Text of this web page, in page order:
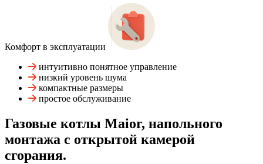
Комфорт в эксплуатации
интуитивно понятное управление
низкий уровень шума
компактные размеры
простое обслуживание
Газовые котлы Maior, напольного
монтажа с открытой камерой
сгорания.